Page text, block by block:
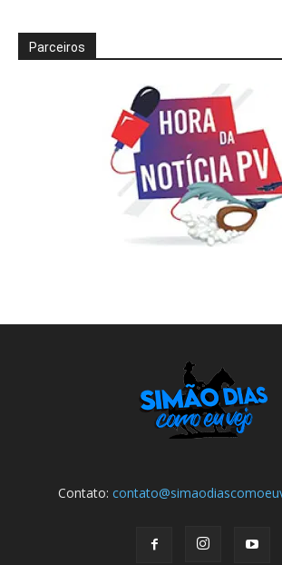
Parceiros
Contato: